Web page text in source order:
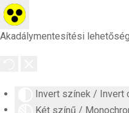
Akadálymentesítési
Invert színek / Invert
Két színű /